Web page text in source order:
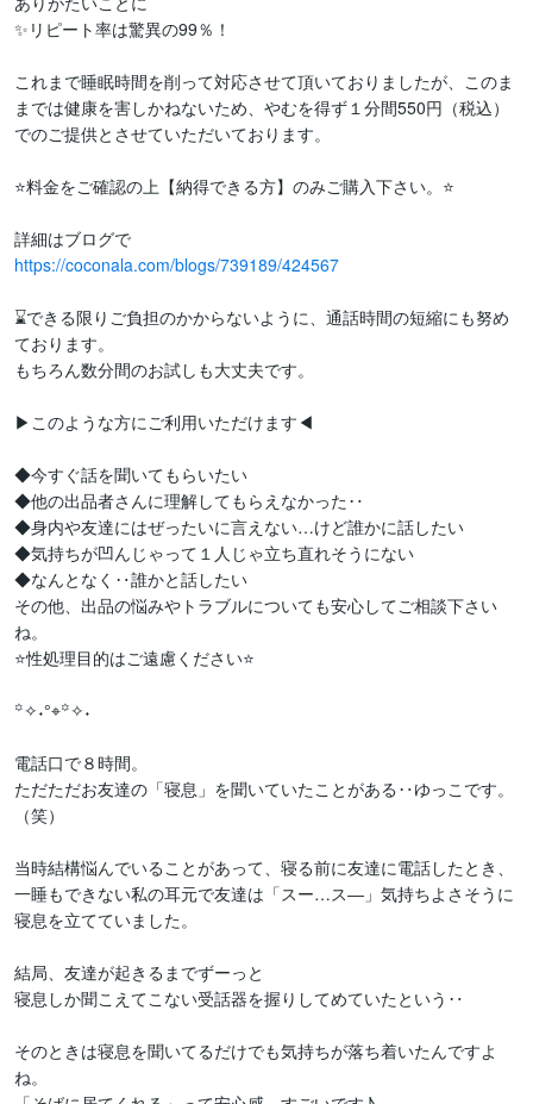
✨リピート率は驚異の99％！
これまで睡眠時間を削って対応させて頂いておりましたが、このま
までは健康を害しかねないため、やむを得ず１分間550円（税込）
でのご提供とさせていただいております。
⭐料金をご確認の上【納得できる方】のみご購入下さい。⭐
https://coconala.com/blogs/739189/424567
⌛できる限りご負担のかからないように、通話時間の短縮にも努め
ております。
もちろん数分間のお試しも大丈夫です。
▶このような方にご利用いただけます◀
◆今すぐ話を聞いてもらいたい
◆他の出品者さんに理解してもらえなかった‥
◆身内や友達にはぜったいに言えない…けど誰かに話したい
◆気持ちが凹んじゃって１人じゃ立ち直れそうにない
◆なんとなく‥誰かと話したい
その他、出品の悩みやトラブルについても安心してご相談下さい
ね。
⭐性処理目的はご遠慮ください⭐
꙳✧˖°⌖꙳✧˖
電話口で８時間。
ただただお友達の「寝息」を聞いていたことがある‥ゆっこです。
（笑）
当時結構悩んでいることがあって、寝る前に友達に電話したとき、
一睡もできない私の耳元で友達は「スー…ス―」気持ちよさそうに
寝息を立てていました。
結局、友達が起きるまでずーっと
寝息しか聞こえてこない受話器を握りしてめていたという‥
そのときは寝息を聞いてるだけでも気持ちが落ち着いたんですよ
ね。